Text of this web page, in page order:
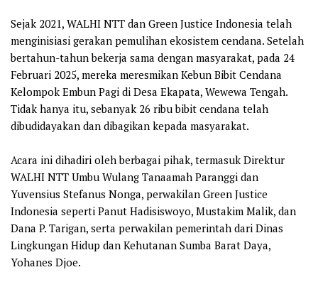
Sejak 2021, WALHI NTT dan Green Justice Indonesia telah
menginisiasi gerakan pemulihan ekosistem cendana. Setelah
bertahun-tahun bekerja sama dengan masyarakat, pada 24
Februari 2025, mereka meresmikan Kebun Bibit Cendana
Kelompok Embun Pagi di Desa Ekapata, Wewewa Tengah.
Tidak hanya itu, sebanyak 26 ribu bibit cendana telah
dibudidayakan dan dibagikan kepada masyarakat.
Acara ini dihadiri oleh berbagai pihak, termasuk Direktur
WALHI NTT Umbu Wulang Tanaamah Paranggi dan
Yuvensius Stefanus Nonga, perwakilan Green Justice
Indonesia seperti Panut Hadisiswoyo, Mustakim Malik, dan
Dana P. Tarigan, serta perwakilan pemerintah dari Dinas
Lingkungan Hidup dan Kehutanan Sumba Barat Daya,
Yohanes Djoe.